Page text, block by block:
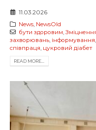
11.03.2026
News, NewsOld
бути здоровим,
захворювань, інформування,
співпраця, цукровий діабет
READ MORE...